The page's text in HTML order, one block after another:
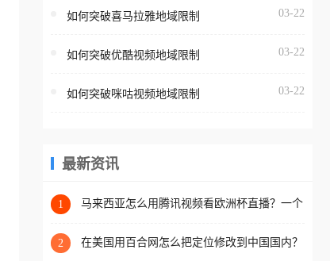
台一样，出现地区及版权限
地区播放。 遇到这个问题的
区工作、留学、定居等，都
权限制所困扰。
所在的地区无法播放”的提示
门、台湾、美国、加拿大、
区时，网易云音乐也会像其
回国加速器，即可解决「海
版权限制」的问题，无论人
如何突破喜马拉雅地域限制 03-22
如何突破优酷视频地域限制 03-22
如何突破咪咕视频地域限制 03-22
最新资讯
1
马来西亚怎么用腾讯视频看欧洲杯直播？一个
2
在美国用百合网怎么把定位修改到中国国内？